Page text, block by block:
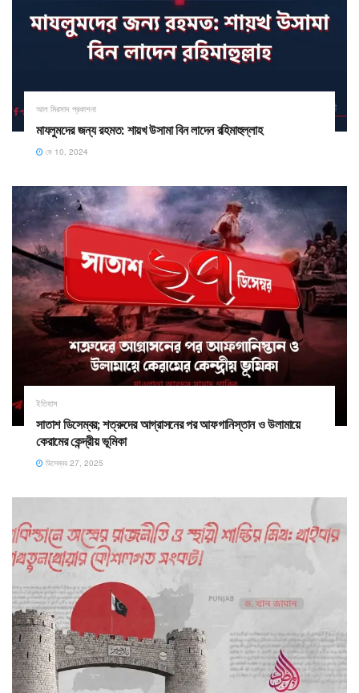
আল মিরসাদ প্রকাশনা
মাযলুমদের জন্য রহমত: শায়খ উসামা বিন লাদেন রহিমাহুল্লাহ
মে 10, 2024
ইতিহাস
সাতাশ ডিসেম্বর; শত্রুদের আগ্রাসনের পর আফগানিস্তান ও উলামায়ে
কেরামের কেন্দ্রীয় ভূমিকা
ডিসেম্বর 27, 2025